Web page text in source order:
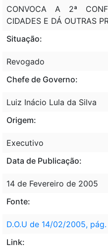
CONVOCA A 2ª
CIDADES E DÁ OUTRAS
Situação:
Revogado
Chefe de Governo:
Luiz Inácio Lula da Silva
Origem:
Executivo
Data de Publicação:
14 de Fevereiro de 2005
Fonte:
D.O.U de 14/02/2005, pág.
Link: